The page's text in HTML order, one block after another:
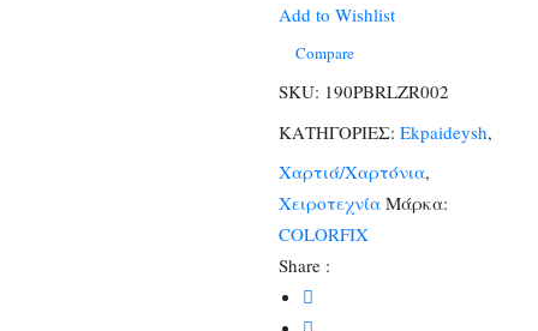
70cm
ποσότητα
Add to Wishlist
Compare
SKU: 190ΡΒRLZR002
ΚΑΤΗΓΟΡΙΕΣ: Ekpaideysh,
Χαρτιά/Χαρτόνια,
Χειροτεχνία Μάρκα:
COLORFIX
Share :